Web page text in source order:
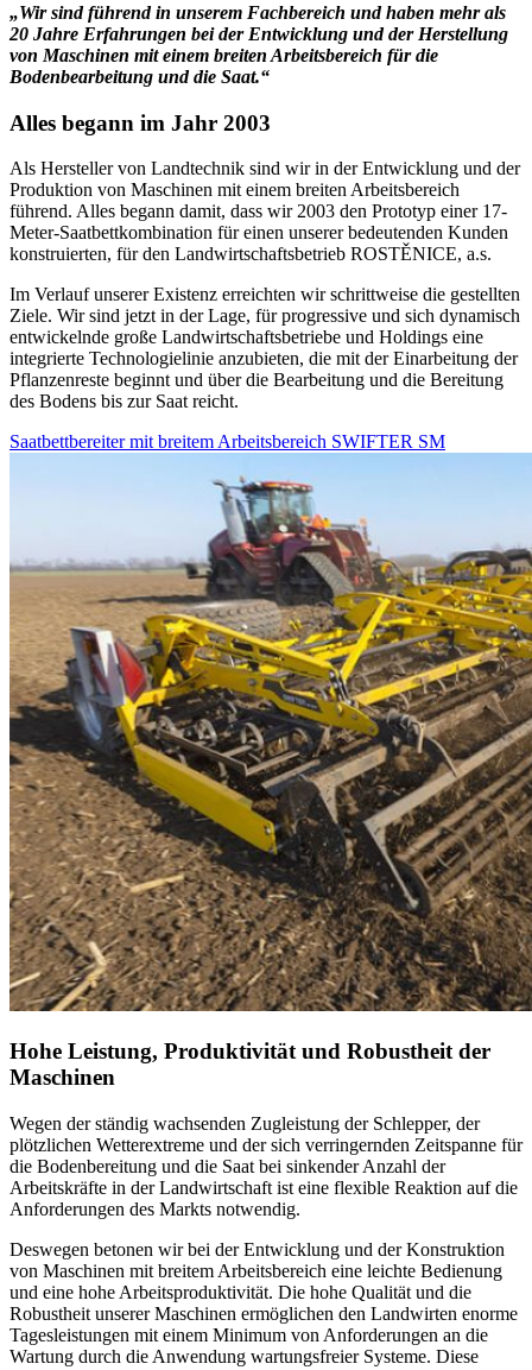
„Wir sind führend in unserem Fachbereich und haben mehr als
20 Jahre Erfahrungen bei der Entwicklung und der Herstellung
von Maschinen mit einem breiten Arbeitsbereich für die
Bodenbearbeitung und die Saat.“
Alles begann im Jahr 2003
Als Hersteller von Landtechnik sind wir in der Entwicklung und der
Produktion von Maschinen mit einem breiten Arbeitsbereich
führend. Alles begann damit, dass wir 2003 den Prototyp einer 17-
Meter-Saatbettkombination für einen unserer bedeutenden Kunden
konstruierten, für den Landwirtschaftsbetrieb ROSTĚNICE, a.s.
Im Verlauf unserer Existenz erreichten wir schrittweise die gestellten
Ziele. Wir sind jetzt in der Lage, für progressive und sich dynamisch
entwickelnde große Landwirtschaftsbetriebe und Holdings eine
integrierte Technologielinie anzubieten, die mit der Einarbeitung der
Pflanzenreste beginnt und über die Bearbeitung und die Bereitung
des Bodens bis zur Saat reicht.
Saatbettbereiter mit breitem Arbeitsbereich SWIFTER SM
Hohe Leistung, Produktivität und Robustheit der
Maschinen
Wegen der ständig wachsenden Zugleistung der Schlepper, der
plötzlichen Wetterextreme und der sich verringernden Zeitspanne für
die Bodenbereitung und die Saat bei sinkender Anzahl der
Arbeitskräfte in der Landwirtschaft ist eine flexible Reaktion auf die
Anforderungen des Markts notwendig.
Deswegen betonen wir bei der Entwicklung und der Konstruktion
von Maschinen mit breitem Arbeitsbereich eine leichte Bedienung
und eine hohe Arbeitsproduktivität. Die hohe Qualität und die
Robustheit unserer Maschinen ermöglichen den Landwirten enorme
Tagesleistungen mit einem Minimum von Anforderungen an die
Wartung durch die Anwendung wartungsfreier Systeme. Diese